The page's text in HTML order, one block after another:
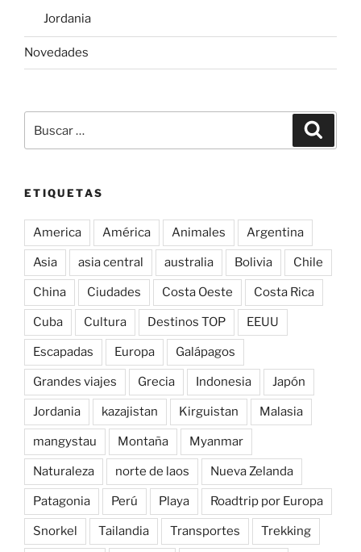
Jordania
Novedades
por:
ETIQUETAS
America América Animales Argentina
Asia asia central australia Bolivia Chile
China Ciudades Costa Oeste Costa Rica
Cuba Cultura Destinos TOP EEUU
Escapadas Europa Galápagos
Grandes viajes Grecia Indonesia Japón
Jordania kazajistan Kirguistan Malasia
mangystau Montaña Myanmar
Naturaleza norte de laos Nueva Zelanda
Patagonia Perú Playa Roadtrip por Europa
Snorkel Tailandia Transportes Trekking